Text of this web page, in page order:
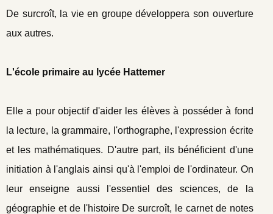
De surcroît, la vie en groupe développera son ouverture
aux autres.
L'école primaire au lycée Hattemer
Elle a pour objectif d'aider les élèves à posséder à fond
la lecture, la grammaire, l'orthographe, l'expression écrite
et les mathématiques. D'autre part, ils bénéficient d'une
initiation à l'anglais ainsi qu'à l'emploi de l'ordinateur. On
leur enseigne aussi l'essentiel des sciences, de la
géographie et de l'histoire De surcroît, le carnet de notes